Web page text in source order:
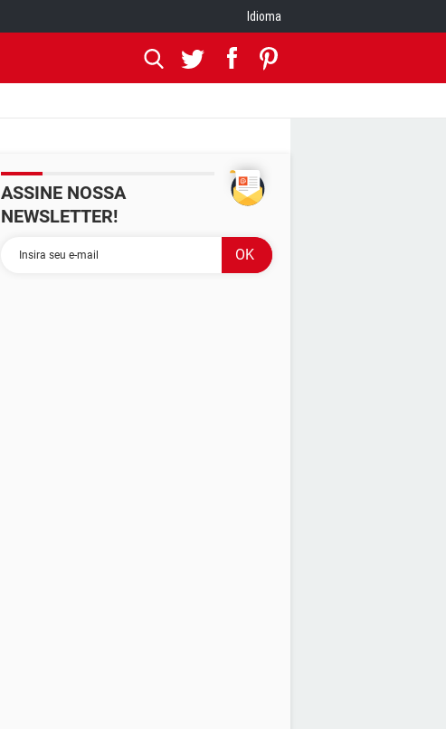
Idioma
ASSINE NOSSA
NEWSLETTER!